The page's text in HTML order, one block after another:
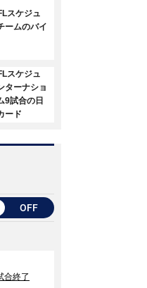
スケジュ
ームのバイ
スケジュ
ターナショ
9試合の日
ード
OFF
合終了